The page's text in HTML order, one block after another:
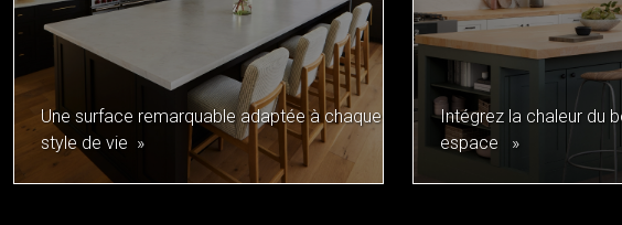
Une surface remarquable adaptée à chaque
style de vie
Intégrez la chaleur du
espace